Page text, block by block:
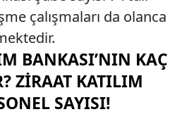
çalışmaları da olanca
BANKASI’NIN KAÇ
ZIRAAT KATILIM
SAYISI!